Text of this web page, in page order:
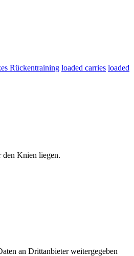
Rückentraining loaded carries loaded
Knien liegen.
an Drittanbieter weitergegeben